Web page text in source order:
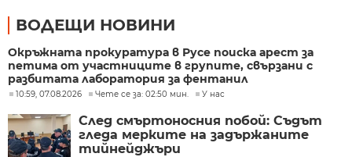
ВОДЕЩИ НОВИНИ
Окръжната прокуратура в Русе поиска арест за
петима от участниците в групите, свързани с
разбитата лаборатория за фентанил
10:59, 07.08.2026 Чете се за: 02:50 мин. У нас
След смъртоносния побой: Съдът
гледа мерките на задържаните
тийнейджъри